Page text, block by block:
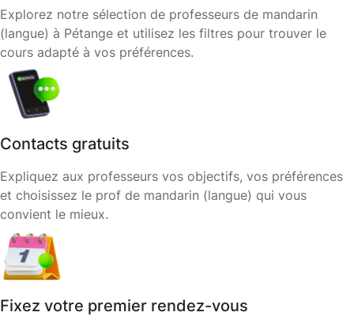
Explorez notre sélection de professeurs de mandarin
(langue) à Pétange et utilisez les filtres pour trouver le
cours adapté à vos préférences.
Contacts gratuits
Expliquez aux professeurs vos objectifs, vos préférences
et choisissez le prof de mandarin (langue) qui vous
convient le mieux.
Fixez votre premier rendez-vous